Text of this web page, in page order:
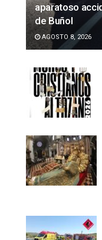
aparatoso
de Buñol
AGOSTO 8, 2026